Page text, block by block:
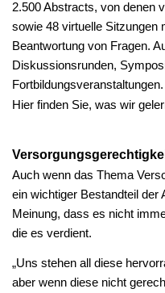
2.500 Abstracts, von denen
sowie 48 virtuelle Sitzungen
Beantwortung von Fragen.
Diskussionsrunden,
Fortbildungsveranstaltungen.
Hier finden Sie, was wir
Auch wenn das Thema
ein wichtiger Bestandteil
Meinung, dass es nicht
die es verdient.
„Uns stehen all diese
aber wenn diese nicht